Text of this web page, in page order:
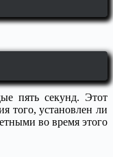
пять секунд. Этот
того, установлен ли
во время этого